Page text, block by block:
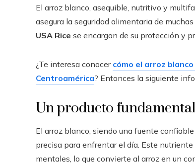
El arroz blanco, asequible, nutritivo y
asegura la seguridad alimentaria de
USA Rice se encargan de su protección y
¿Te interesa conocer cómo el arroz
Centroamérica? Entonces la siguiente
Un producto
El arroz blanco, siendo una fuente
precisa para enfrentar el día. Este
mentales, lo que convierte al arroz en un